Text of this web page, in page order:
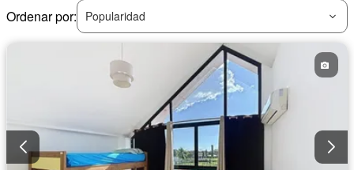
Ordenar por:
Popularidad